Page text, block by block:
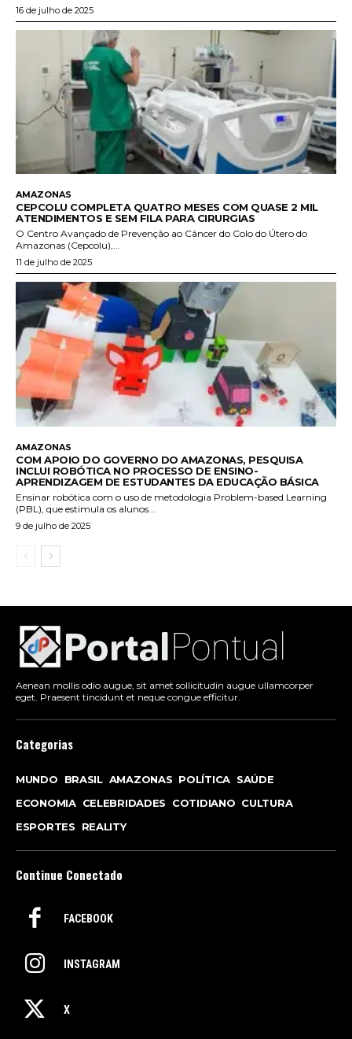
16 de julho de 2025
AMAZONAS
CEPCOLU COMPLETA QUATRO MESES COM QUASE 2 MIL
ATENDIMENTOS E SEM FILA PARA CIRURGIAS
O Centro Avançado de Prevenção ao Câncer do Colo do Útero do
Amazonas (Cepcolu),...
11 de julho de 2025
AMAZONAS
COM APOIO DO GOVERNO DO AMAZONAS, PESQUISA
INCLUI ROBÓTICA NO PROCESSO DE ENSINO-
APRENDIZAGEM DE ESTUDANTES DA EDUCAÇÃO BÁSICA
Ensinar robótica com o uso de metodologia Problem-based Learning
(PBL), que estimula os alunos...
9 de julho de 2025
Aenean mollis odio augue, sit amet sollicitudin augue ullamcorper
eget. Praesent tincidunt et neque congue efficitur.
Categorias
MUNDO BRASIL AMAZONAS POLÍTICA SAÚDE
ECONOMIA CELEBRIDADES COTIDIANO CULTURA
ESPORTES
REALITY
Continue Conectado
FACEBOOK
INSTAGRAM
X